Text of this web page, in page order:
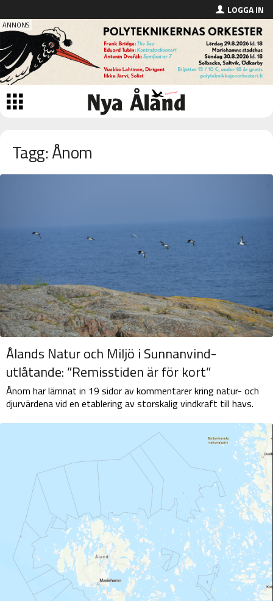
LOGGA IN
Tagg: Ånom
Ålands Natur och Miljö i Sunnanvind-
utlåtande: ”Remisstiden är för kort”
Ånom har lämnat in 19 sidor av kommentarer kring natur- och
djurvärdena vid en etablering av storskalig vindkraft till havs.